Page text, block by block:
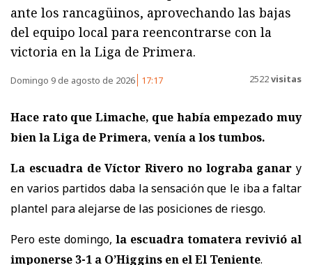
ante los rancagüinos, aprovechando las bajas
del equipo local para reencontrarse con la
victoria en la Liga de Primera.
Domingo 9 de agosto de 2026 17:17 2522visitas
Hace rato que Limache, que había empezado muy
bien la Liga de Primera, venía a los tumbos.
La escuadra de Víctor Rivero no lograba ganar y
en varios partidos daba la sensación que le iba a faltar
plantel para alejarse de las posiciones de riesgo.
Pero este domingo, la escuadra tomatera revivió al
imponerse 3-1 a O’Higgins en el El Teniente.